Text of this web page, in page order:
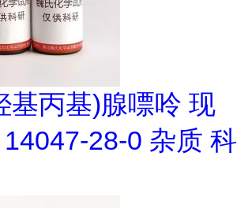
基丙基)腺嘌呤 现
28-0 杂质 科